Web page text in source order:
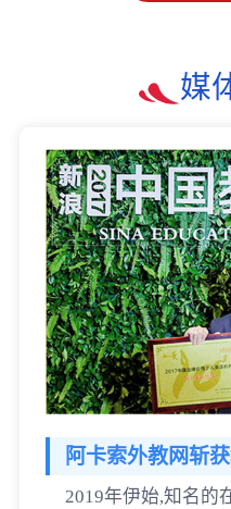
媒
阿卡索外教网斩
2019年伊始,知名的